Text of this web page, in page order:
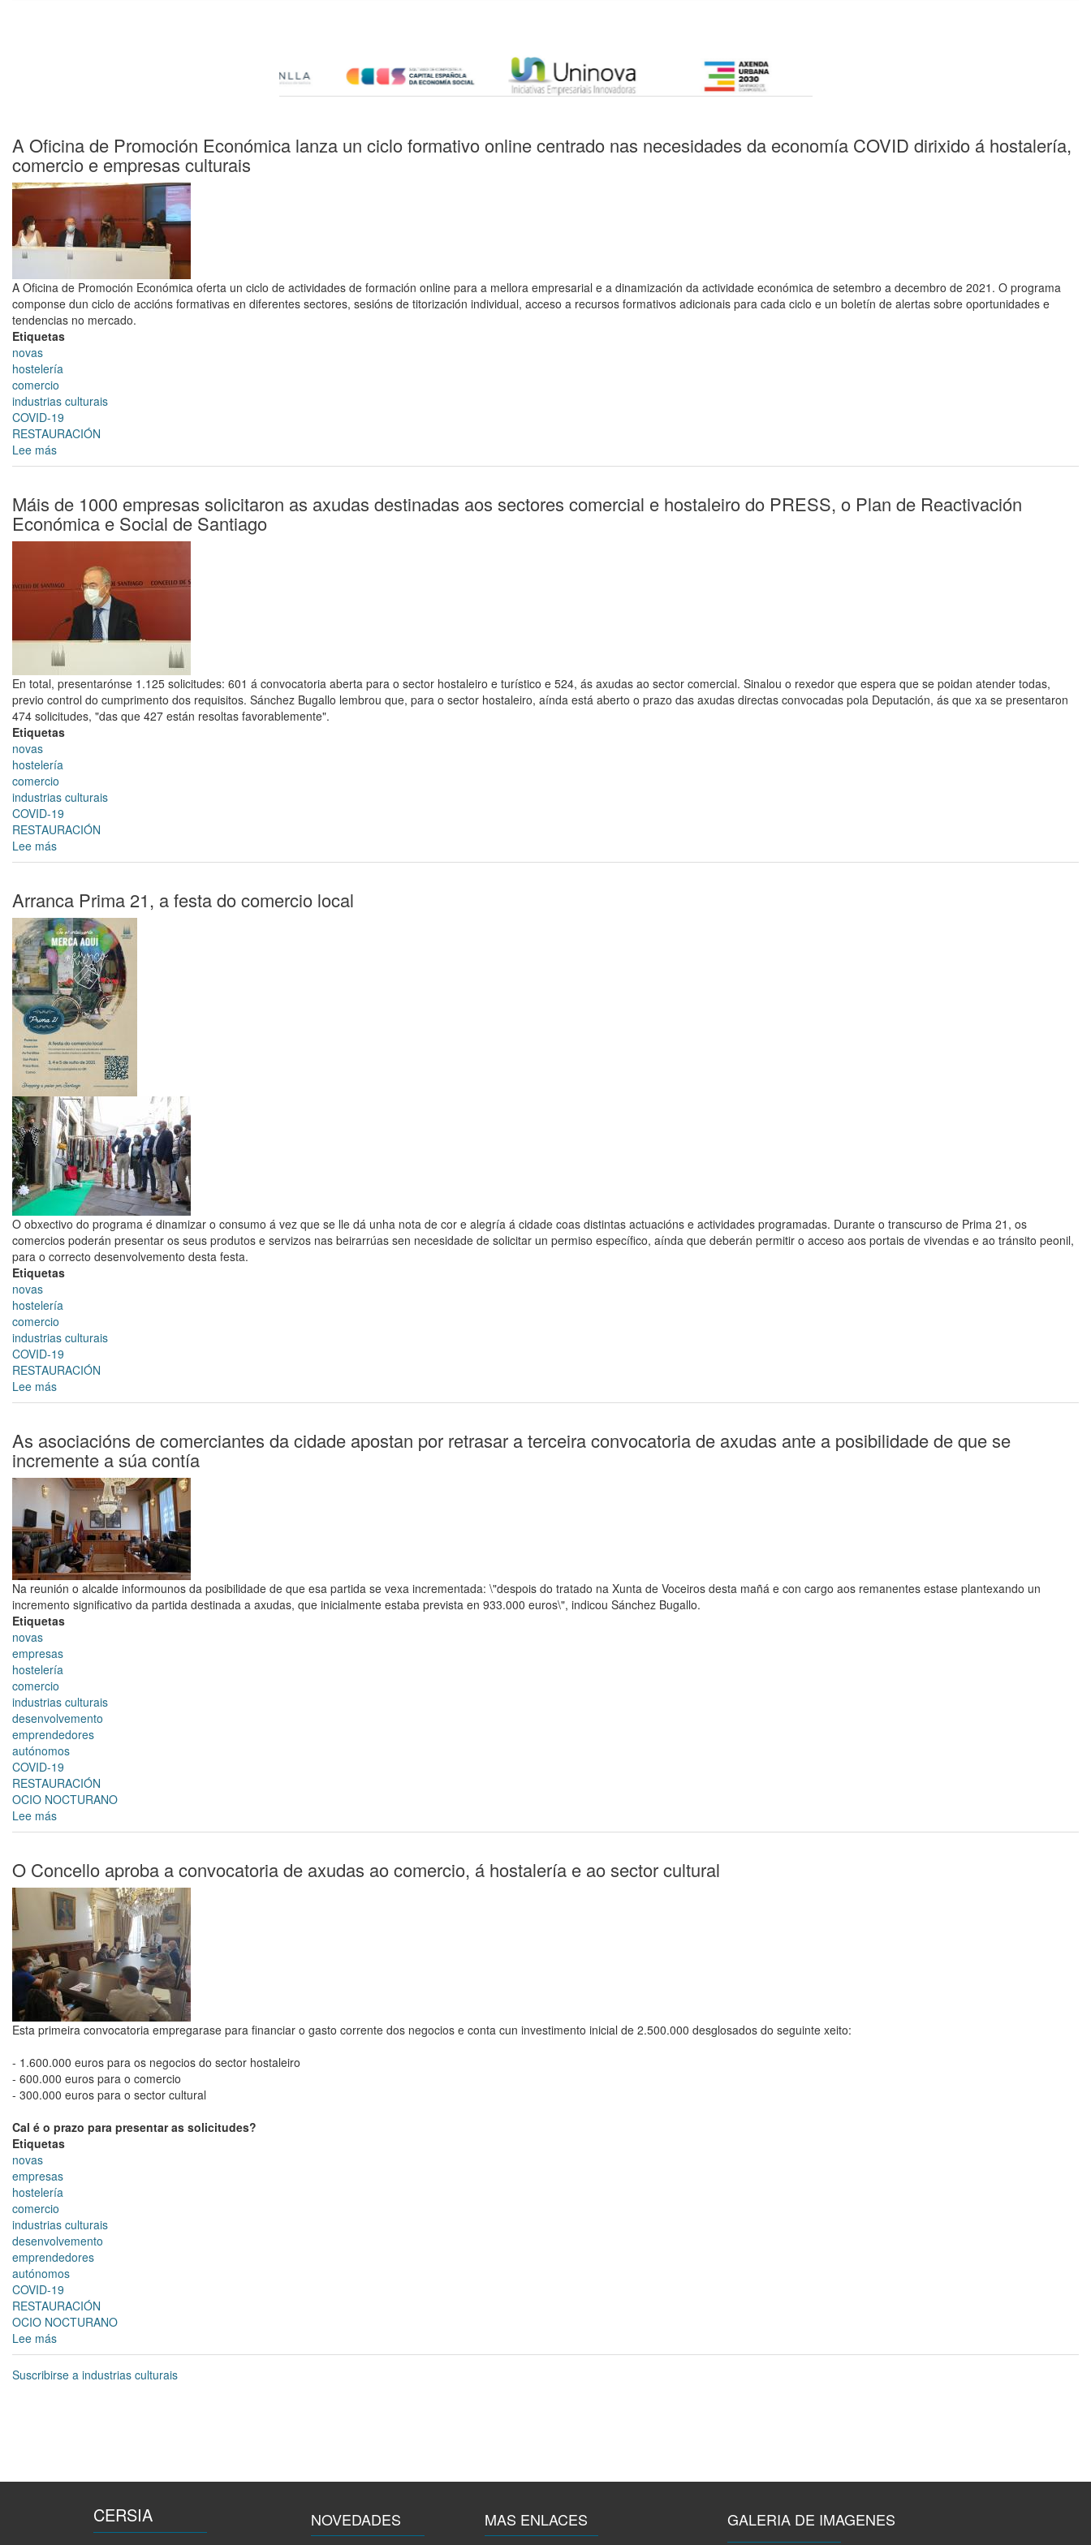
A Oficina de Promoción Económica lanza un ciclo formativo online centrado nas necesidades da economía COVID dirixido á hostalería,
comercio e empresas culturais
A Oficina de Promoción Económica oferta un ciclo de actividades de formación online para a mellora empresarial e a dinamización da actividade económica de setembro a decembro de 2021. O programa
componse dun ciclo de accións formativas en diferentes sectores, sesións de titorización individual, acceso a recursos formativos adicionais para cada ciclo e un boletín de alertas sobre oportunidades e
tendencias no mercado.
Etiquetas
novas
hostelería
comercio
industrias culturais
COVID-19
RESTAURACIÓN
Lee más
A
de
Promoción
Económica
ciclo
formativo
online
centrado
nas
necesidades
da
economía
COVID
dirixido
á
comercio
e
empresas
culturais
Máis de 1000 empresas solicitaron as axudas destinadas aos sectores comercial e hostaleiro do PRESS, o Plan de Reactivación
Económica e Social de Santiago
En total, presentarónse 1.125 solicitudes: 601 á convocatoria aberta para o sector hostaleiro e turístico e 524, ás axudas ao sector comercial. Sinalou o rexedor que espera que se poidan atender todas,
previo control do cumprimento dos requisitos. Sánchez Bugallo lembrou que, para o sector hostaleiro, aínda está aberto o prazo das axudas directas convocadas pola Deputación, ás que xa se presentaron
474 solicitudes, "das que 427 están resoltas favorablemente".
Etiquetas
novas
hostelería
comercio
industrias culturais
COVID-19
RESTAURACIÓN
Lee más
Máis
1000
empresas
solicitaron
as
axudas
destinadas
aos
sectores
comercial
e
hostaleiro
do
PRESS,
o
Plan
de
Reactivación
Económica
e
Social
de
Santiago
Arranca Prima 21, a festa do comercio local
O obxectivo do programa é dinamizar o consumo á vez que se lle dá unha nota de cor e alegría á cidade coas distintas actuacións e actividades programadas. Durante o transcurso de Prima 21, os
comercios poderán presentar os seus produtos e servizos nas beirarrúas sen necesidade de solicitar un permiso específico, aínda que deberán permitir o acceso aos portais de vivendas e ao tránsito peonil,
para o correcto desenvolvemento desta festa.
Etiquetas
novas
hostelería
comercio
industrias culturais
COVID-19
RESTAURACIÓN
Lee más
Arranca
21,
a
festa
do
comercio
local
As asociacións de comerciantes da cidade apostan por retrasar a terceira convocatoria de axudas ante a posibilidade de que se
incremente a súa contía
Na reunión o alcalde informounos da posibilidade de que esa partida se vexa incrementada: \"despois do tratado na Xunta de Voceiros desta mañá e con cargo aos remanentes estase plantexando un
incremento significativo da partida destinada a axudas, que inicialmente estaba prevista en 933.000 euros\", indicou Sánchez Bugallo.
Etiquetas
novas
empresas
hostelería
comercio
industrias culturais
desenvolvemento
emprendedores
autónomos
COVID-19
RESTAURACIÓN
OCIO NOCTURANO
Lee más
As
de
comerciantes
da
cidade
apostan
por
retrasar
a
terceira
convocatoria
de
ante
a
posibilidade
que
se
a
súa
contía
O Concello aproba a convocatoria de axudas ao comercio, á hostalería e ao sector cultural
Esta primeira convocatoria empregarase para financiar o gasto corrente dos negocios e conta cun investimento inicial de 2.500.000 desglosados do seguinte xeito:
- 1.600.000 euros para os negocios do sector hostaleiro
- 600.000 euros para o comercio
- 300.000 euros para o sector cultural
Cal é o prazo para presentar as solicitudes?
Etiquetas
novas
empresas
hostelería
comercio
industrias culturais
desenvolvemento
emprendedores
autónomos
COVID-19
RESTAURACIÓN
OCIO NOCTURANO
Lee más
O
Concello
comercio,
hostalería
Suscribirse a industrias culturais
CERSIA NOVEDADES MAS ENLACES GALERIA DE IMAGENES